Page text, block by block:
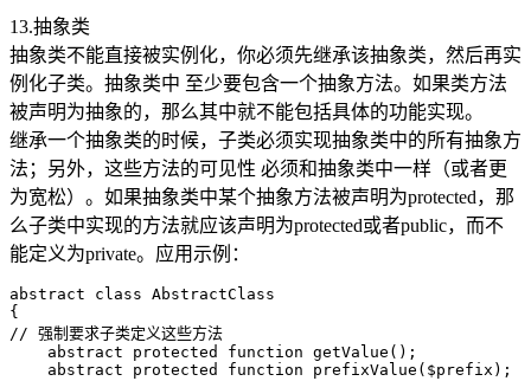
13.抽象类
抽象类不能直接被实例化，你必须先继承该抽象类，然后再实
例化子类。抽象类中 至少要包含一个抽象方法。如果类方法
被声明为抽象的，那么其中就不能包括具体的功能实现。
继承一个抽象类的时候，子类必须实现抽象类中的所有抽象方
法；另外，这些方法的可见性 必须和抽象类中一样（或者更
为宽松）。如果抽象类中某个抽象方法被声明为protected，那
么子类中实现的方法就应该声明为protected或者public，而不
能定义为private。应用示例：
abstract class AbstractClass
{
// 强制要求子类定义这些方法
    abstract protected function getValue();
    abstract protected function prefixValue($prefix);